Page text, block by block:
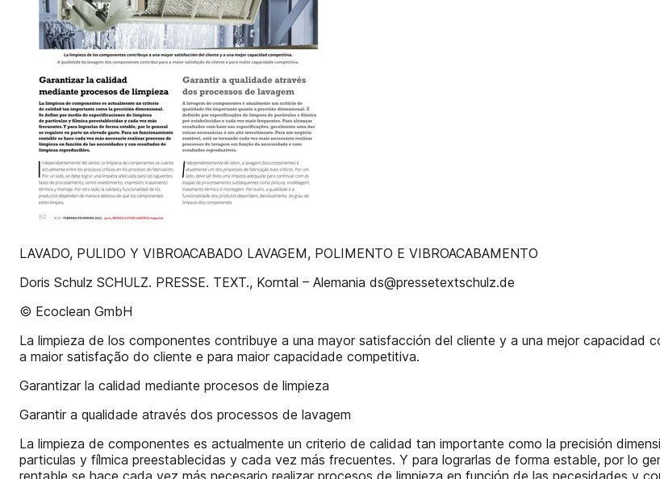
LAVADO, PULIDO Y VIBROACABADO LAVAGEM, POLIMENTO E VIBROACABAMENTO
Doris Schulz SCHULZ. PRESSE. TEXT., Korntal – Alemania ds@pressetextschulz.de
© Ecoclean GmbH
La limpieza de los componentes contribuye a una mayor satisfacción del cliente y a una mejor capacidad
a maior satisfação do cliente e para maior capacidade competitiva.
Garantizar la calidad mediante procesos de limpieza
Garantir a qualidade através dos processos de lavagem
La limpieza de componentes es actualmente un criterio de calidad tan importante como la precisión
particulas y fílmica preestablecidas y cada vez más frecuentes. Y para lograrlas de forma estable, por lo
rentable se hace cada vez más necesario realizar procesos de limpieza en función de las necesidades y